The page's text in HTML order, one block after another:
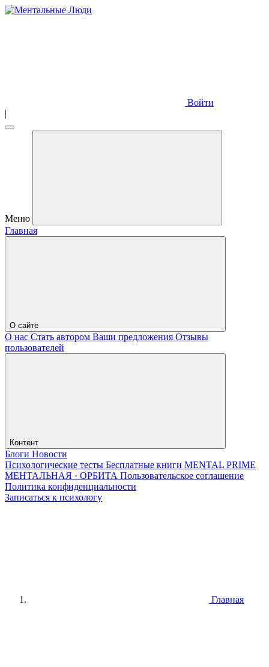
Войти
|
Меню
Главная
О сайте
О нас Стать автором Ваши предложения Отзывы
пользователей
Контент
Блоги Новости
Психологические тесты Бесплатные книги MENTAL PRIME
МЕНТАЛЬНАЯ · ОРБИТА Пользовательское соглашение
Политика конфиденциальности
Записаться к психологу
Главная